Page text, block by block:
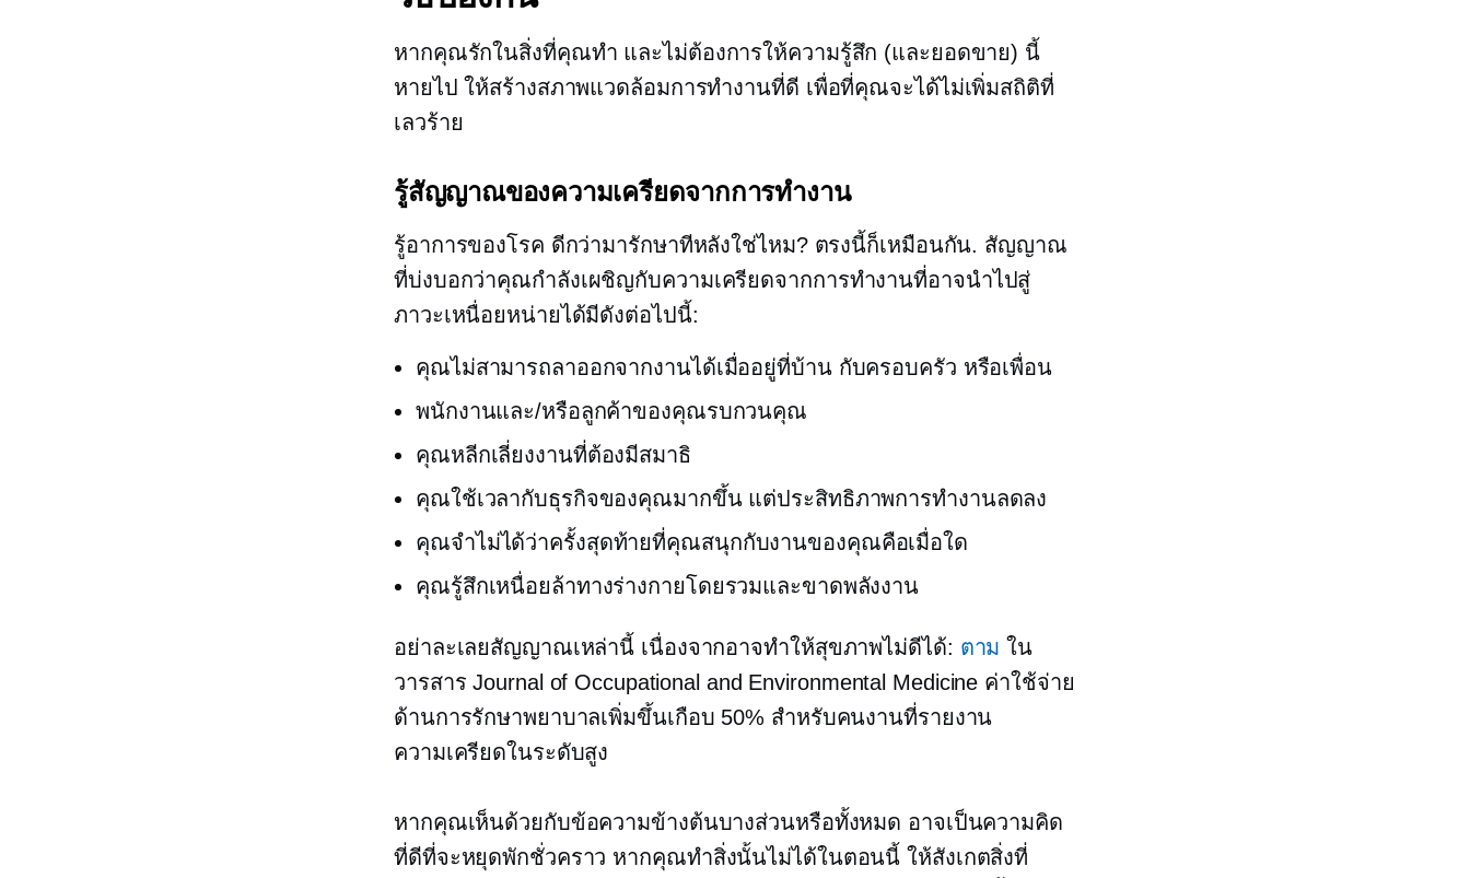
หากคุณรักในสิ่งที่คุณทำ และไม่ต้องการให้ความรู้สึก (และยอดขาย) นี้
หายไป ให้สร้างสภาพแวดล้อมการทำงานที่ดี เพื่อที่คุณจะได้ไม่เพิ่มสถิติที่
เลวร้าย
รู้สัญญาณของความเครียดจากการทำงาน
รู้อาการของโรค ดีกว่ามารักษาทีหลังใช่ไหม? ตรงนี้ก็เหมือนกัน. สัญญาณ
ที่บ่งบอกว่าคุณกำลังเผชิญกับความเครียดจากการทำงานที่อาจนำไปสู่
ภาวะเหนื่อยหน่ายได้มีดังต่อไปนี้:
คุณไม่สามารถลาออกจากงานได้เมื่ออยู่ที่บ้าน กับครอบครัว หรือเพื่อน
พนักงานและ/หรือลูกค้าของคุณรบกวนคุณ
คุณหลีกเลี่ยงงานที่ต้องมีสมาธิ
คุณใช้เวลากับธุรกิจของคุณมากขึ้น แต่ประสิทธิภาพการทำงานลดลง
คุณจำไม่ได้ว่าครั้งสุดท้ายที่คุณสนุกกับงานของคุณคือเมื่อใด
คุณรู้สึกเหนื่อยล้าทางร่างกายโดยรวมและขาดพลังงาน
อย่าละเลยสัญญาณเหล่านี้ เนื่องจากอาจทำให้สุขภาพไม่ดีได้: ตาม ใน
วารสาร Journal of Occupational and Environmental Medicine ค่าใช้จ่าย
ด้านการรักษาพยาบาลเพิ่มขึ้นเกือบ 50% สำหรับคนงานที่รายงาน
ความเครียดในระดับสูง
หากคุณเห็นด้วยกับข้อความข้างต้นบางส่วนหรือทั้งหมด อาจเป็นความคิด
ที่ดีที่จะหยุดพักชั่วคราว หากคุณทำสิ่งนั้นไม่ได้ในตอนนี้ ให้สังเกตสิ่งที่